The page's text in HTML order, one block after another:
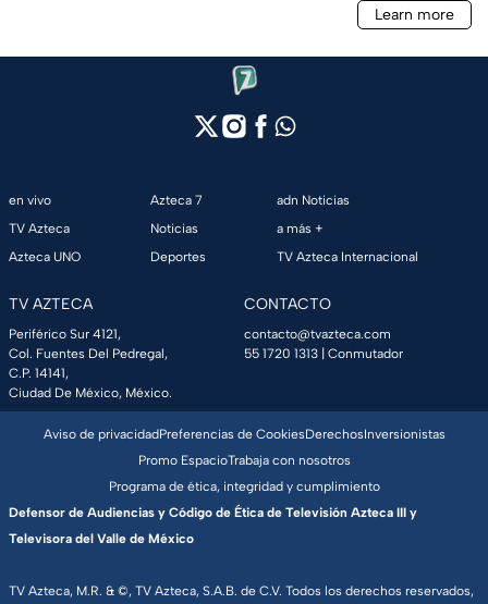
en vivo
TV Azteca
Azteca UNO
Azteca 7
Noticias
Deportes
adn Noticias
a más +
TV Azteca Internacional
TV AZTECA
Periférico Sur 4121,
Col. Fuentes Del Pedregal,
C.P. 14141,
Ciudad De México, México.
CONTACTO
contacto@tvazteca.com
55 1720 1313 | Conmutador
TV Azteca, M.R. & ©, TV Azteca, S.A.B. de C.V. Todos los derechos reservados,
Aviso de privacidadPreferencias de CookiesDerechosInversionistas
Promo EspacioTrabaja con nosotros
Programa de ética, integridad y cumplimiento
Defensor de Audiencias y Código de Ética de Televisión Azteca III y
Televisora del Valle de México